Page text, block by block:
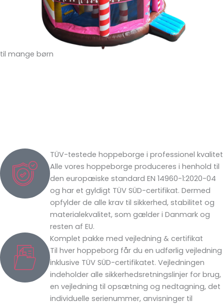
til mange børn
TÜV-testede hoppeborge i professionel kvalitet
Alle vores hoppeborge produceres i henhold til
den europæiske standard EN 14960-1:2020-04
og har et gyldigt TÜV SÜD-certifikat. Dermed
opfylder de alle krav til sikkerhed, stabilitet og
materialekvalitet, som gælder i Danmark og
resten af EU.
Komplet pakke med vejledning & certifikat
Til hver hoppeborg får du en udførlig vejledning
inklusive TÜV SÜD-certifikatet. Vejledningen
indeholder alle sikkerhedsretningslinjer for brug,
en vejledning til opsætning og nedtagning, det
individuelle serienummer, anvisninger til